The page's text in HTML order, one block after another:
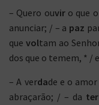
– Quero ouviro que
anunciar; / – a paz
que voltam ao
dos que o temem, * /
– A verdade e o
abraçarão; / – da ter